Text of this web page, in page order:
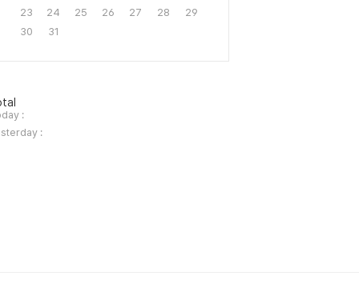
23
24 25 26 27 28
29
30
31
:
: